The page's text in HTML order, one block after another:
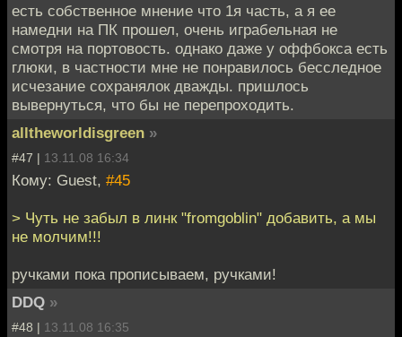
есть собственное мнение что 1я часть, а я ее
намедни на ПК прошел, очень играбельная не
смотря на портовость. однако даже у оффбокса есть
глюки, в частности мне не понравилось бесследное
исчезание сохранялок дважды. пришлось
вывернуться, что бы не перепроходить.
alltheworldisgreen »
#47 | 13.11.08 16:34
Кому: Guest, #45
> Чуть не забыл в линк "fromgoblin" добавить, а мы
не молчим!!!
ручками пока прописываем, ручками!
DDQ »
#48 | 13.11.08 16:35